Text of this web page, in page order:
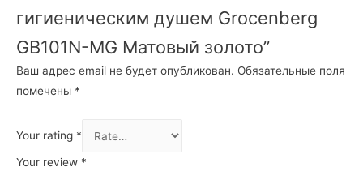
гигиеническим душем Grocenberg
GB101N-MG Матовый золото”
Ваш адрес email не будет опубликован. Обязательные поля
помечены *
Your rating *
Your review *